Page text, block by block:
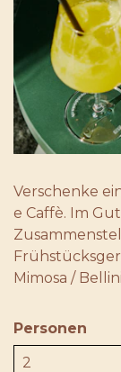
Verschenke
e Caffè. Im
Mimosa /
Personen